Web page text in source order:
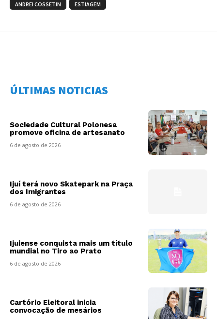
ANDREI COSSETIN ESTIAGEM
ÚLTIMAS NOTICIAS
Sociedade Cultural Polonesa
promove oficina de artesanato
6 de agosto de 2026
Ijuí terá novo Skatepark na Praça
dos Imigrantes
6 de agosto de 2026
Ijuiense conquista mais um título
mundial no Tiro ao Prato
6 de agosto de 2026
Cartório Eleitoral inicia
convocação de mesários